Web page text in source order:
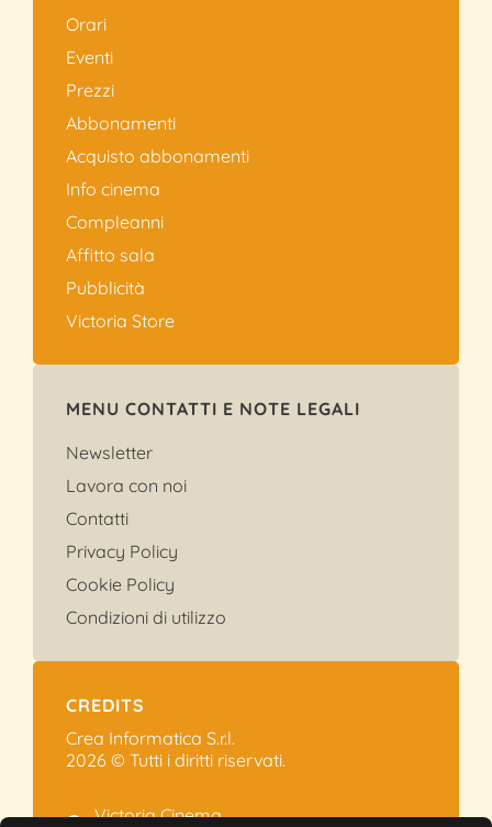
Orari
Eventi
Prezzi
Abbonamenti
Acquisto abbonamenti
Info cinema
Compleanni
Affitto sala
Pubblicità
Victoria Store
MENU CONTATTI E NOTE LEGALI
Newsletter
Lavora con noi
Contatti
Privacy Policy
Cookie Policy
Condizioni di utilizzo
CREDITS
Crea Informatica S.r.l.
2026 © Tutti i diritti riservati.
Victoria Cinema